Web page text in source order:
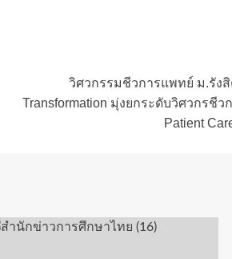
วิศวกรรมชีวการแพทย์ ม.รัง
Transformation มุ่งยกระดับวิศวกรชีว
Patient